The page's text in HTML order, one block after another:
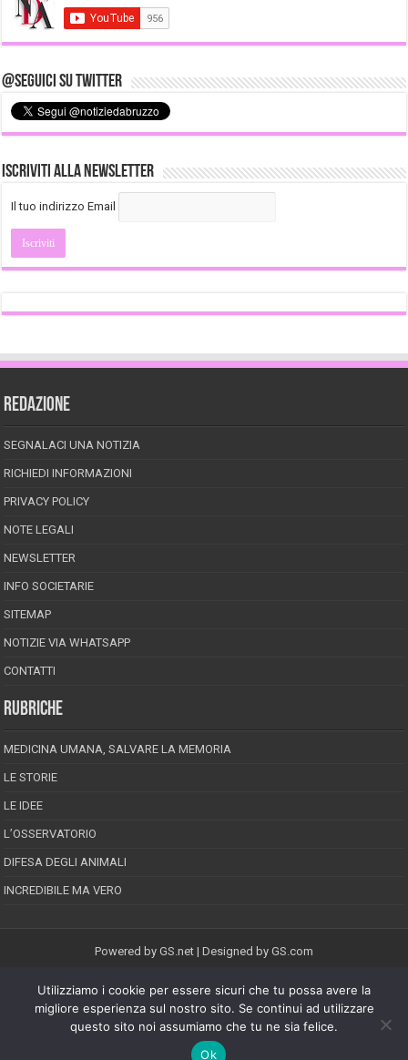
@Seguici su Twitter
Iscriviti alla Newsletter
Il tuo indirizzo Email
REDAZIONE
SEGNALACI UNA NOTIZIA
RICHIEDI INFORMAZIONI
PRIVACY POLICY
NOTE LEGALI
NEWSLETTER
INFO SOCIETARIE
SITEMAP
NOTIZIE VIA WHATSAPP
CONTATTI
RUBRICHE
MEDICINA UMANA, SALVARE LA MEMORIA
LE STORIE
LE IDEE
L’OSSERVATORIO
DIFESA DEGLI ANIMALI
INCREDIBILE MA VERO
Powered by GS.net | Designed by GS.com
EPINEION EDITRICE S.R.L.P.Iva 02008710689
Registrazione Tribunale di Pescara reg. speciale della stampa n.08/2012
Direttore responsabile: Maurizio Piccinino
Iscrizione al ROC n.22607
Utilizziamo i cookie per essere sicuri che tu possa avere la
migliore esperienza sul nostro sito. Se continui ad utilizzare
questo sito noi assumiamo che tu ne sia felice.
Ok